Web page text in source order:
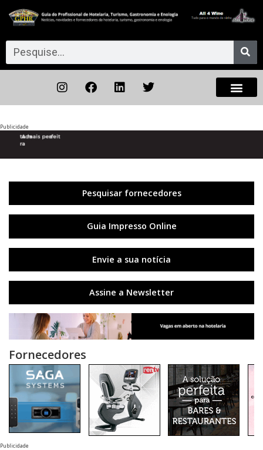
Publicidade
Pesquisar fornecedores
Guia Impresso Online
Envie a sua notícia
Assine a Newsletter
Fornecedores
Publicidade